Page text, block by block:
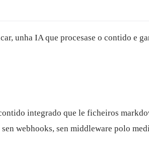
unha IA que procesase o contido e
integrado que le ficheiros
webhooks, sen middleware polo